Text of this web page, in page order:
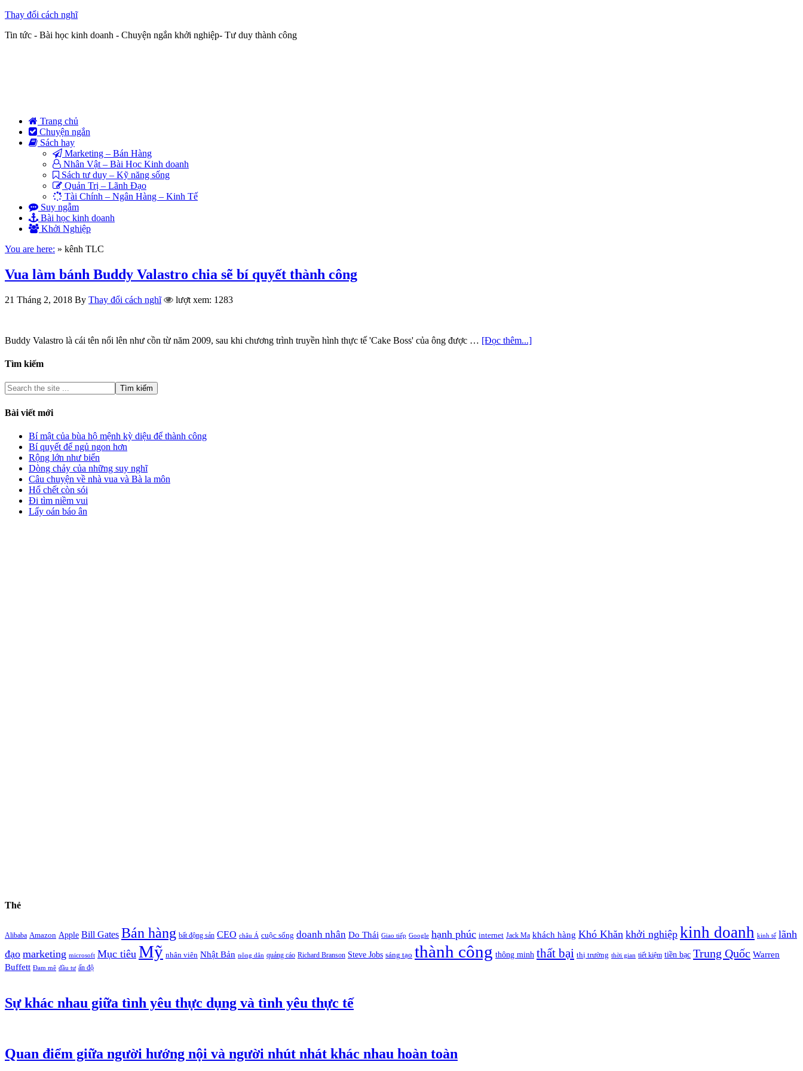
Thay đổi cách nghĩ
Tin tức - Bài học kinh doanh - Chuyện ngắn khởi nghiệp- Tư duy thành công
Trang chủ
Chuyện ngắn
Sách hay
Marketing – Bán Hàng
Nhân Vật – Bài Học Kinh doanh
Sách tư duy – Kỹ năng sống
Quản Trị – Lãnh Đạo
Tài Chính – Ngân Hàng – Kinh Tế
Suy ngẫm
Bài học kinh doanh
Khởi Nghiệp
You are here: » kênh TLC
Vua làm bánh Buddy Valastro chia sẽ bí quyết thành công
21 Tháng 2, 2018 By Thay đổi cách nghĩ lượt xem: 1283
Buddy Valastro là cái tên nổi lên như cồn từ năm 2009, sau khi chương trình truyền hình thực tế 'Cake Boss' của ông được … [Đọc thêm...]
Tìm kiếm
Bài viết mới
Bí mật của bùa hộ mệnh kỳ diệu để thành công
Bí quyết để ngủ ngon hơn
Rộng lớn như biển
Dòng chảy của những suy nghĩ
Câu chuyện về nhà vua và Bà la môn
Hổ chết còn sói
Đi tìm niềm vui
Lấy oán báo ân
Thẻ
Alibaba Amazon Apple Bill Gates Bán hàng bất động sản CEO châu Á cuộc sống doanh nhân Do Thái Giao tiếp Google hạnh phúc internet Jack Ma khách hàng Khó Khăn khởi nghiệp kinh doanh kinh tế lãnh
đạo marketing microsoft Mục tiêu Mỹ nhân viên Nhật Bản nông dân quảng cáo Richard Branson Steve Jobs sáng tạo thành công thông minh thất bại thị trường thời gian tiết kiệm tiền bạc Trung Quốc Warren
Buffett Đam mê đầu tư ấn độ
Sự khác nhau giữa tình yêu thực dụng và tình yêu thực tế
Quan điểm giữa người hướng nội và người nhút nhát khác nhau hoàn toàn